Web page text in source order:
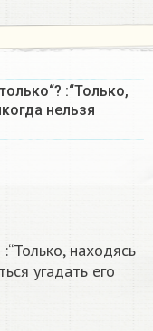
:“Только,
нельзя
находясь
угадать его